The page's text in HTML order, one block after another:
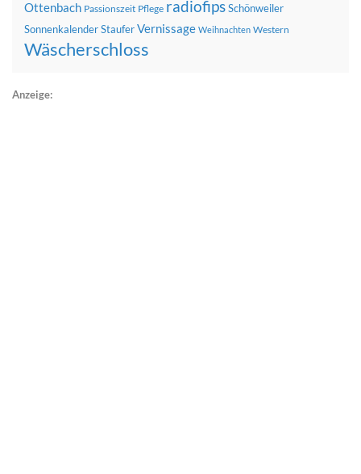
Ottenbach Passionszeit Pflege radiofipsSchönweiler
SonnenkalenderStauferVernissage Weihnachten Western
Wäscherschloss
Anzeige: